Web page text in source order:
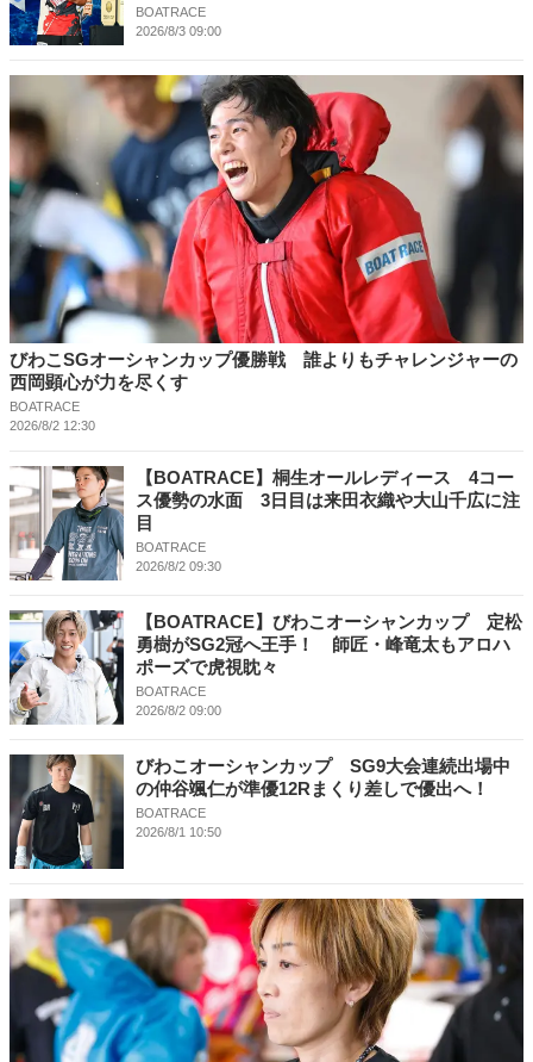
BOATRACE
2026/8/3 09:00
びわこSGオーシャンカップ優勝戦 誰よりもチャレンジャーの
西岡顕心が力を尽くす
BOATRACE
2026/8/2 12:30
【BOATRACE】桐生オールレディース 4コー
ス優勢の水面 3日目は来田衣織や大山千広に注
目
BOATRACE
2026/8/2 09:30
【BOATRACE】びわこオーシャンカップ 定松
勇樹がSG2冠へ王手！ 師匠・峰竜太もアロハ
ポーズで虎視眈々
BOATRACE
2026/8/2 09:00
びわこオーシャンカップ SG9大会連続出場中
の仲谷颯仁が準優12Rまくり差しで優出へ！
BOATRACE
2026/8/1 10:50